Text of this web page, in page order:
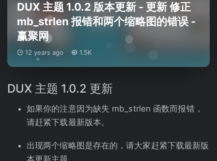
DUX 主题 1.0.2 版本更新 - 更新 修正
mb_strlen 报错和两个缩略图的错误 -
赢聚网
12 years ago 1.5K
DUX 主题 1.0.2 更新
如果你的注意因为缺失 mb_strlen 函数而报错，
请赶紧下载最新版本。
出现两个缩略图是存在的，请大家赶紧下载最新版
本更新主题。